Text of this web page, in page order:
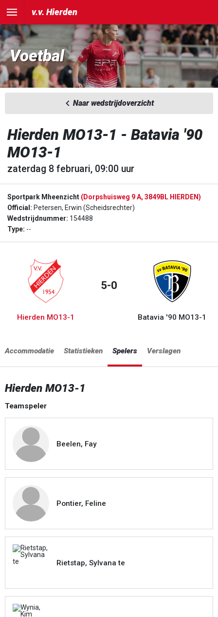
v.v. Hierden
Voetbal
Naar wedstrijdoverzicht
Hierden MO13-1 - Batavia '90
MO13-1
zaterdag 8 februari, 09:00 uur
Sportpark Mheenzicht (Dorpshuisweg 9 A, 3849BL HIERDEN)
Official: Petersen, Erwin (Scheidsrechter)
Wedstrijdnummer: 154488
Type: --
Hierden MO13-1
5-0
Batavia '90 MO13-1
Accommodatie Statistieken Spelers Verslagen
Hierden MO13-1
Teamspeler
Beelen, Fay
Pontier, Feline
Rietstap, Sylvana te